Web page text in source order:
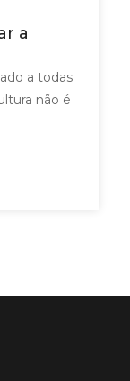
a
a todas
não é